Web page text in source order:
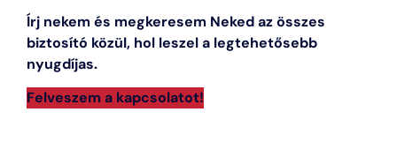
Írj nekem és megkeresem Neked az összes
biztosító közül, hol leszel a legtehetősebb
nyugdíjas.
Felveszem a kapcsolatot!